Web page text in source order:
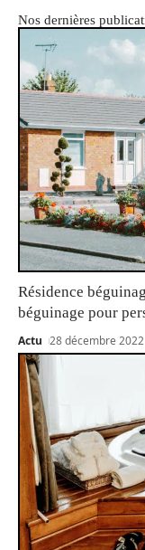
Nos dernières
Résidence
béguinage pour
Actu 28 décembre 2022